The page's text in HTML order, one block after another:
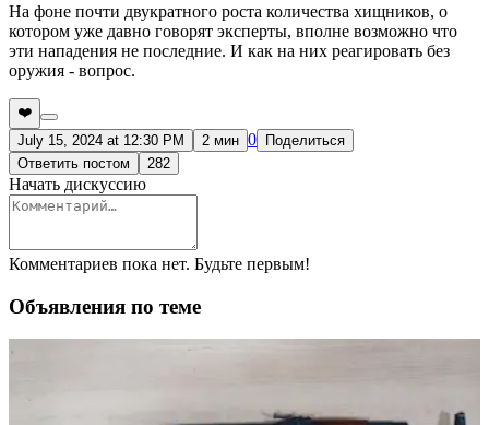
На фоне почти двукратного роста количества хищников, о
котором уже давно говорят эксперты, вполне возможно что
эти нападения не последние. И как на них реагировать без
оружия - вопрос.
❤️
July 15, 2024 at 12:30 PM
2 мин 0
Поделиться
Ответить постом
282
Начать дискуссию
Комментариев пока нет. Будьте первым!
Объявления по теме